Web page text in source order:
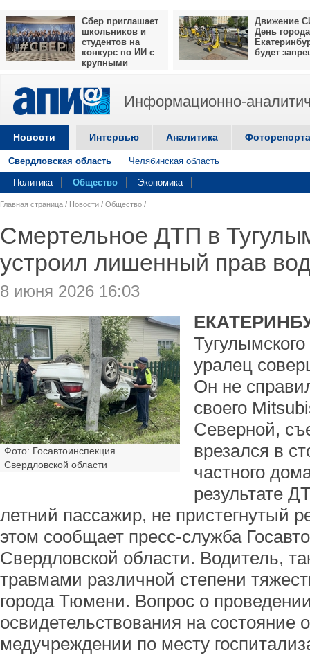
Сбер приглашает
школьников и
студентов на
конкурс по ИИ с
крупными
Движение
День города
будет
Информационно-
Новости Интервью Аналитика
Свердловская область Челябинская область
Политика Общество Экономика
Главная страница / Новости / Общество /
Смертельное ДТП в
устроил лишенный прав
8 июня 2026 16:03
Фото: Госавтоинспекция
Свердловской области
уралец
Он не
своего
Северной,
врезался в
частного
результате
летний пассажир, не пристегнутый
этом сообщает пресс-служба
Свердловской области. Водитель,
травмами различной степени
города Тюмени. Вопрос о
освидетельствования на состояние
медучреждении по месту